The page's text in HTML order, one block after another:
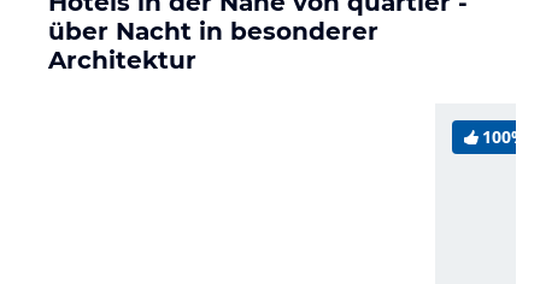
über Nacht in besonderer
Architektur
100%